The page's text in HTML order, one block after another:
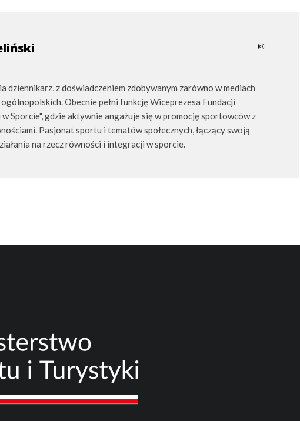
dziennikarz, z doświadczeniem zdobywanym zarówno w mediach
Obecnie pełni funkcję Wiceprezesa Fundacji
w Sporcie", gdzie aktywnie angażuje się w promocję sportowców z
Pasjonat sportu i tematów społecznych, łączący swoją
na rzecz równości i integracji w sporcie.